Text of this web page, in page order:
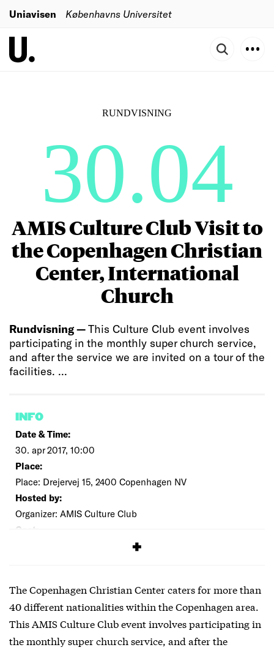
Uniavisen Københavns Universitet
RUNDVISNING
30.04
AMIS Culture Club Visit to
the Copenhagen Christian
Center, International
Church
Rundvisning —This Culture Club event involves
participating in the monthly super church service,
and after the service we are invited on a tour of the
facilities. ...
INFO
Date & Time:
30. apr 2017, 10:00
Place:
Place: Drejervej 15, 2400 Copenhagen NV
Hosted by:
Organizer: AMIS Culture Club
Cost:
The Copenhagen Christian Center caters for more than
40 different nationalities within the Copenhagen area.
This AMIS Culture Club event involves participating in
the monthly super church service, and after the